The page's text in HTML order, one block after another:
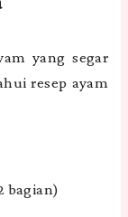
yang segar
resep ayam
bagian)